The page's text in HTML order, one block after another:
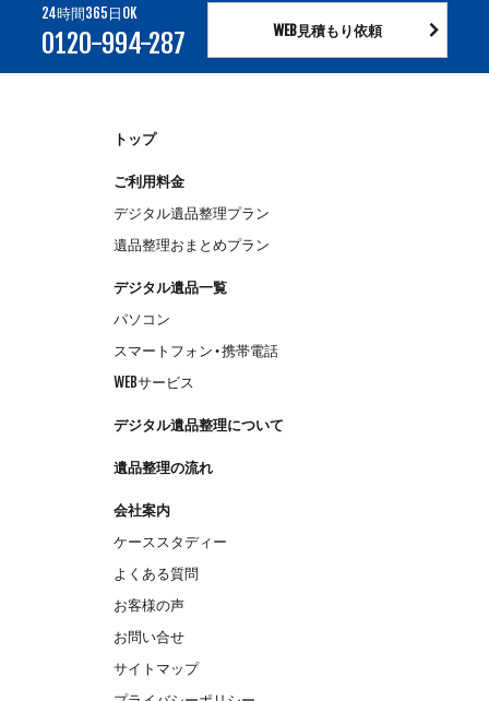
24時間365日OK
0120-994-287 WEB見積もり依頼
トップ
ご利用料金
デジタル遺品整理プラン
遺品整理おまとめプラン
デジタル遺品一覧
パソコン
スマートフォン・携帯電話
WEBサービス
デジタル遺品整理について
遺品整理の流れ
会社案内
ケーススタディー
よくある質問
お客様の声
お問い合せ
サイトマップ